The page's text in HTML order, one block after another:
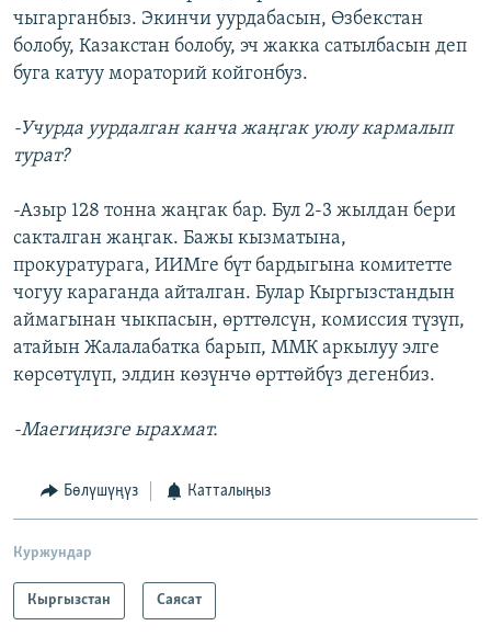
чыгарганбыз. Экинчи уурдабасын, Өзбекстан
болобу, Казакстан болобу, эч жакка сатылбасын деп
буга катуу мораторий койгонбуз.
-Учурда уурдалган канча жаңгак уюлу кармалып
турат?
-Азыр 128 тонна жаңгак бар. Бул 2-3 жылдан бери
сакталган жаңгак. Бажы кызматына,
прокуратурага, ИИМге бүт бардыгына комитетте
чогуу караганда айталган. Булар Кыргызстандын
аймагынан чыкпасын, өрттөлсүн, комиссия түзүп,
атайын Жалалабатка барып, ММК аркылуу элге
көрсөтүлүп, элдин көзүнчө өрттөйбүз дегенбиз.
-Маегиңизге ырахмат.
Бөлүшүңүз Катталыңыз
Куржундар
Кыргызстан Саясат